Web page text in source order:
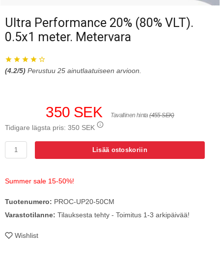
Ultra Performance 20% (80% VLT).
0.5x1 meter. Metervara
(4.2/5) Perustuu 25 ainutlaatuiseen arvioon.
350 SEK Tavallinen hinta(455 SEK)
Tidigare lägsta pris: 350 SEK
Lisää ostoskoriin
Summer sale 15-50%!
Tuotenumero: PROC-UP20-50CM
Varastotilanne: Tilauksesta tehty - Toimitus 1-3 arkipäivää!
Wishlist